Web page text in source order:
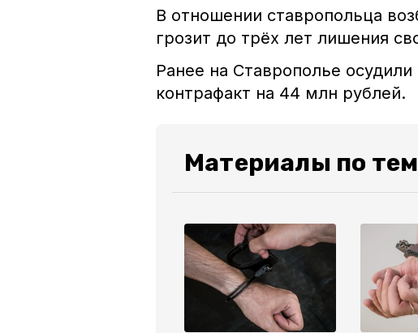
В отношении ставропольца
грозит до трёх лет лишения
Ранее на Ставрополье
контрафакт на 44 млн
Материалы по